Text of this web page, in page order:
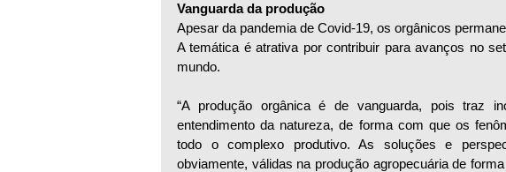
Vanguarda da produção
Apesar da pandemia de Covid-19, os orgânicos
A temática é atrativa por contribuir para avanços no
mundo.
“A produção orgânica é de vanguarda, pois traz
entendimento da natureza, de forma com que os
todo o complexo produtivo. As soluções e
obviamente, válidas na produção agropecuária de